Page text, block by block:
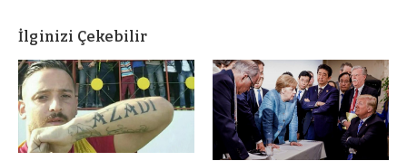
İlginizi Çekebilir